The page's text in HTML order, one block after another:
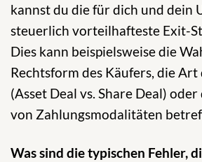
kannst du die für dich und dein
steuerlich vorteilhafteste Exit-
Dies kann beispielsweise die
Rechtsform des Käufers, die
(Asset Deal vs. Share Deal)
von Zahlungsmodalitäten
Was sind die typischen Fehler,